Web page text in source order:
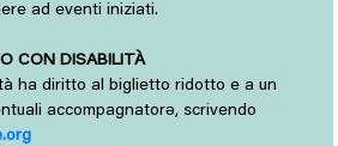
ad eventi iniziati.
CON DISABILITÀ
ha diritto al biglietto ridotto e a un
accompagnatorə, scrivendo